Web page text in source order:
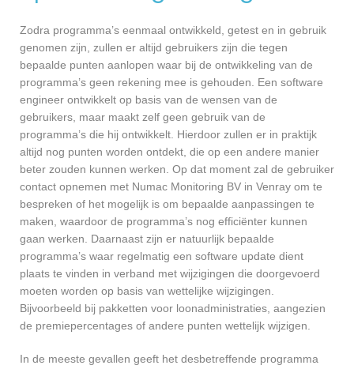
Zodra programma’s eenmaal ontwikkeld, getest en in gebruik
genomen zijn, zullen er altijd gebruikers zijn die tegen
bepaalde punten aanlopen waar bij de ontwikkeling van de
programma’s geen rekening mee is gehouden. Een software
engineer ontwikkelt op basis van de wensen van de
gebruikers, maar maakt zelf geen gebruik van de
programma’s die hij ontwikkelt. Hierdoor zullen er in praktijk
altijd nog punten worden ontdekt, die op een andere manier
beter zouden kunnen werken. Op dat moment zal de gebruiker
contact opnemen met Numac Monitoring BV in Venray om te
bespreken of het mogelijk is om bepaalde aanpassingen te
maken, waardoor de programma’s nog efficiënter kunnen
gaan werken. Daarnaast zijn er natuurlijk bepaalde
programma’s waar regelmatig een software update dient
plaats te vinden in verband met wijzigingen die doorgevoerd
moeten worden op basis van wettelijke wijzigingen.
Bijvoorbeeld bij pakketten voor loonadministraties, aangezien
de premiepercentages of andere punten wettelijk wijzigen.
In de meeste gevallen geeft het desbetreffende programma